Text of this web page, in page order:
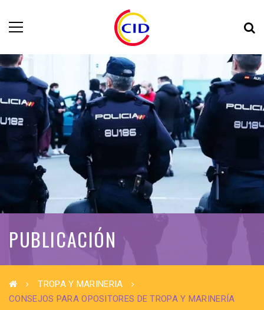
PUBLICACIÓN
TROPA Y MARINERIA
CONSEJOS PARA OPOSITORES DE TROPA Y MARINERÍA